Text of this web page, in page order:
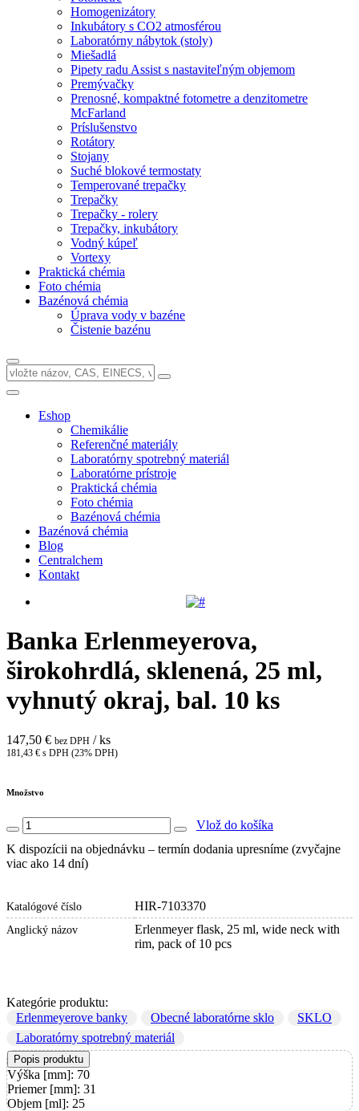
Homogenizátory
Inkubátory s CO2 atmosférou
Laboratórny nábytok (stoly)
Miešadlá
Pipety radu Assist s nastaviteľným objemom
Premývačky
Prenosné, kompaktné fotometre a denzitometre
McFarland
Príslušenstvo
Rotátory
Stojany
Suché blokové termostaty
Temperované trepačky
Trepačky
Trepačky - rolery
Trepačky, inkubátory
Vodný kúpeľ
Vortexy
Praktická chémia
Foto chémia
Bazénová chémia
Úprava vody v bazéne
Čistenie bazénu
Eshop
Chemikálie
Referenčné materiály
Laboratórny spotrebný materiál
Laboratórne prístroje
Praktická chémia
Foto chémia
Bazénová chémia
Bazénová chémia
Blog
Centralchem
Kontakt
Banka Erlenmeyerova,
širokohrdlá, sklenená, 25 ml,
vyhnutý okraj, bal. 10 ks
147,50 € bez DPH / ks
181,43 € s DPH (23% DPH)
Množstvo
Vlož do košíka
K dispozícii na objednávku – termín dodania upresníme (zvyčajne
viac ako 14 dní)
Katalógové číslo HIR-7103370
Anglický názov
Erlenmeyer flask, 25 ml, wide neck with
rim, pack of 10 pcs
Kategórie produktu:
Erlenmeyerove banky
Obecné laboratórne sklo
SKLO
Laboratórny spotrebný materiál
Popis produktu
Výška [mm]: 70
Priemer [mm]: 31
Objem [ml]: 25